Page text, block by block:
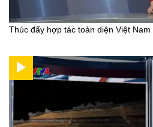
Thúc đẩy hợp tác toàn diện Việt Nam